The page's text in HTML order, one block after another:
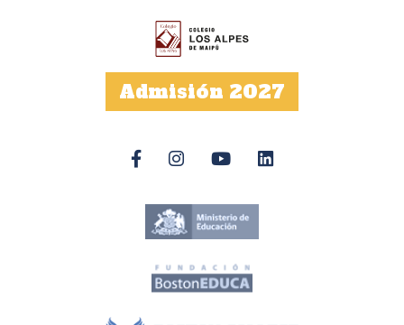
Admisión 2027